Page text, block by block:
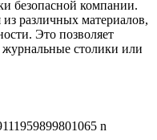
безопасной компании.
из различных материалов,
Это позволяет
журнальные столики или